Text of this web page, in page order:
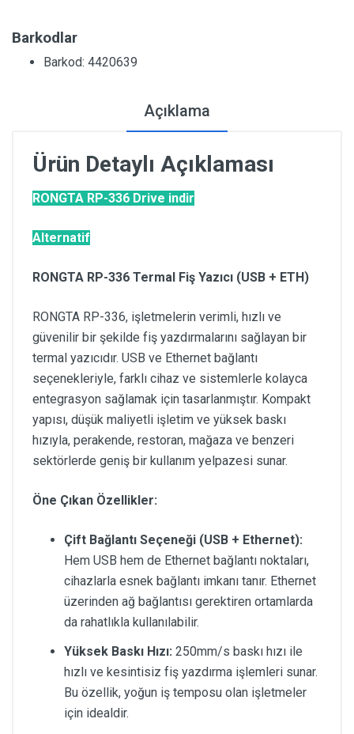
Barkodlar
Barkod: 4420639
Açıklama
Ürün Detaylı Açıklaması
RONGTA RP-336 Drive indir
Alternatif
RONGTA RP-336 Termal Fiş Yazıcı (USB + ETH)
RONGTA RP-336, işletmelerin verimli, hızlı ve
güvenilir bir şekilde fiş yazdırmalarını sağlayan bir
termal yazıcıdır. USB ve Ethernet bağlantı
seçenekleriyle, farklı cihaz ve sistemlerle kolayca
entegrasyon sağlamak için tasarlanmıştır. Kompakt
yapısı, düşük maliyetli işletim ve yüksek baskı
hızıyla, perakende, restoran, mağaza ve benzeri
sektörlerde geniş bir kullanım yelpazesi sunar.
Öne Çıkan Özellikler:
Çift Bağlantı Seçeneği (USB + Ethernet):
Hem USB hem de Ethernet bağlantı noktaları,
cihazlarla esnek bağlantı imkanı tanır. Ethernet
üzerinden ağ bağlantısı gerektiren ortamlarda
da rahatlıkla kullanılabilir.
Yüksek Baskı Hızı: 250mm/s baskı hızı ile
hızlı ve kesintisiz fiş yazdırma işlemleri sunar.
Bu özellik, yoğun iş temposu olan işletmeler
için idealdir.